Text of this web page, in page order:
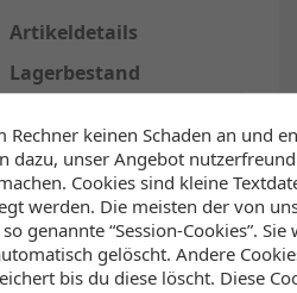
Artikeldetails
Lagerbestand
Herren ist ein zeitloser
Tragegefühl.
und
er natürlichen
Der tonale, gummierte
hält das Design
– ein Hoodie, auf den du
Rechner keinen Schaden an und
dazu, unser Angebot
Cookies sind kleine
werden. Die meisten der von
genannte “Session-Cookies”. Sie
gelöscht. Andere
bis du diese löscht. Diese